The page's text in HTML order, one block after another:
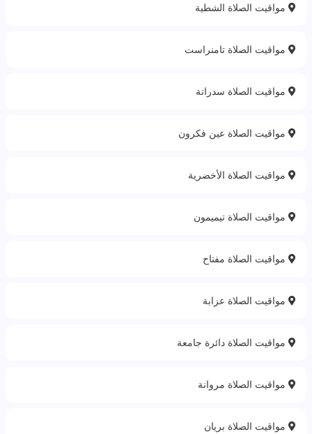
مواقيت الصلاة الشطية
مواقيت الصلاة تامنراست
مواقيت الصلاة سدراتة
مواقيت الصلاة عين فكرون
مواقيت الصلاة الأخضرية
مواقيت الصلاة تيميمون
مواقيت الصلاة مفتاح
مواقيت الصلاة عزابة
مواقيت الصلاة دائرة جامعة
مواقيت الصلاة مروانة
مواقيت الصلاة بريان